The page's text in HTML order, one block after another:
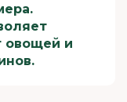
овощей и